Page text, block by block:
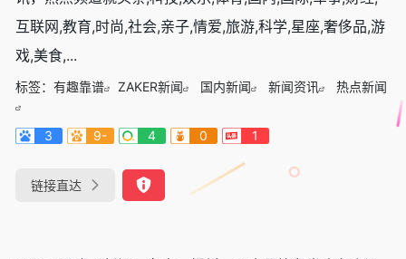
互联网,教育,时尚,社会,亲子,情爱,旅游,科学,星座,奢侈品,游
戏,美食,...
标签： 有趣靠谱 ZAKER新闻 国内新闻 新闻资讯 热点新闻
3 9- 4 0 1
链接直达